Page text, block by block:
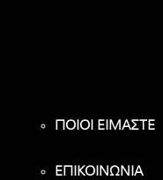
ΠΟΙΟΙ ΕΙΜΑΣΤΕ
ΕΠΙΚΟΙΝΩΝΙΑ